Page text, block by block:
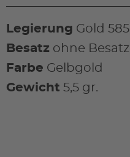
Legierung Gold 585
Besatz ohne Besatz
Farbe Gelbgold
Gewicht 5,5 gr.